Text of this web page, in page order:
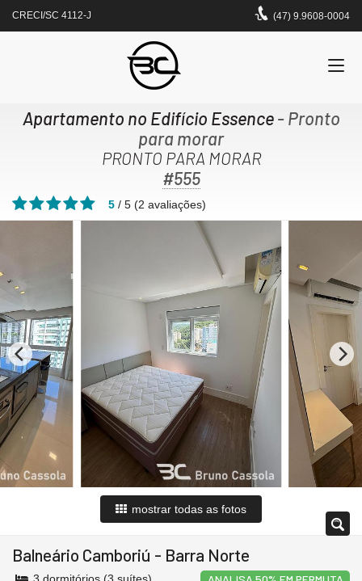
CRECI/SC 4112-J (47) 9.9608-0004
Apartamento no Edifício Essence- Pronto
para morar
PRONTO PARA MORAR
#555
5 / 5 (2 avaliações)
mostrar todas as fotos
Balneário Camboriú - Barra Norte